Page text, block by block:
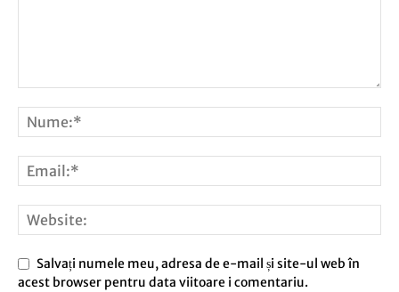
Salvați numele meu, adresa de e-mail și site-ul web în
acest browser pentru data viitoare i comentariu.